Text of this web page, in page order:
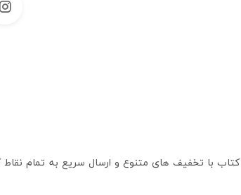
با تخفیف های متنوع و ارسال سریع به تمام